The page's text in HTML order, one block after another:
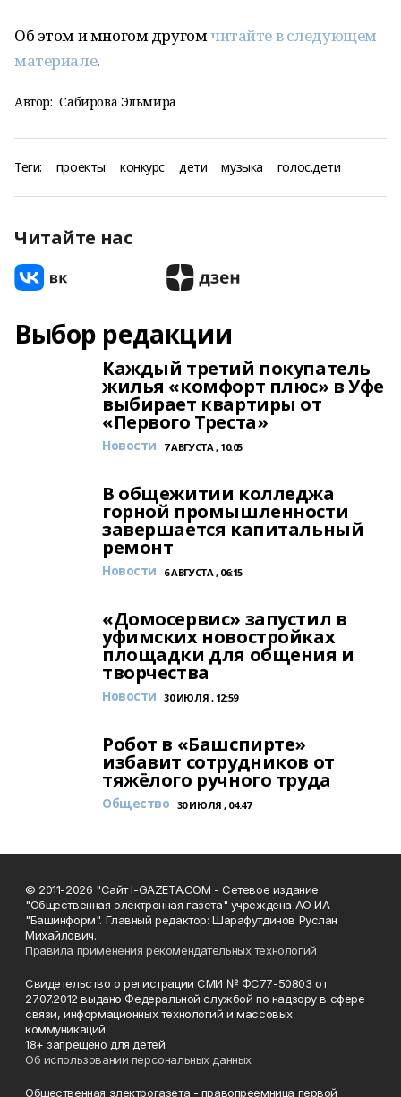
Об этом и многом другомчитайте в следующем
материале.
Автор: Сабирова Эльмира
Теги: проекты конкурс дети музыка голос.дети
Читайте нас
Выбор редакции
Каждый третий покупатель
жилья «комфорт плюс» в Уфе
выбирает квартиры от
«Первого Треста»
Новости 7 АВГУСТА , 10:05
В общежитии колледжа
горной промышленности
завершается капитальный
ремонт
Новости 6 АВГУСТА , 06:15
«Домосервис» запустил в
уфимских новостройках
площадки для общения и
творчества
Новости 30 ИЮЛЯ , 12:59
Робот в «Башспирте»
избавит сотрудников от
тяжёлого ручного труда
Общество 30 ИЮЛЯ , 04:47
© 2011-2026 "Сайт I-GAZETA.COM - Сетевое издание
"Общественная электронная газета" учреждена АО ИА
"Башинформ". Главный редактор: Шарафутдинов Руслан
Михайлович.
Правила применения рекомендательных технологий
Свидетельство о регистрации СМИ № ФС77-50803 от
27.07.2012 выдано Федеральной службой по надзору в сфере
связи, информационных технологий и массовых
коммуникаций.
18+ запрещено для детей.
Об использовании персональных данных
Общественная электрогазета - правопреемница первой